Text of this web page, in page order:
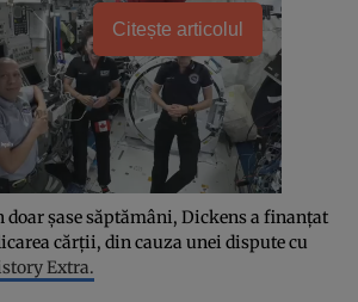
Citește articolul
doar șase săptămâni, Dickens a finanțat
cărții, din cauza unei dispute cu
Extra.